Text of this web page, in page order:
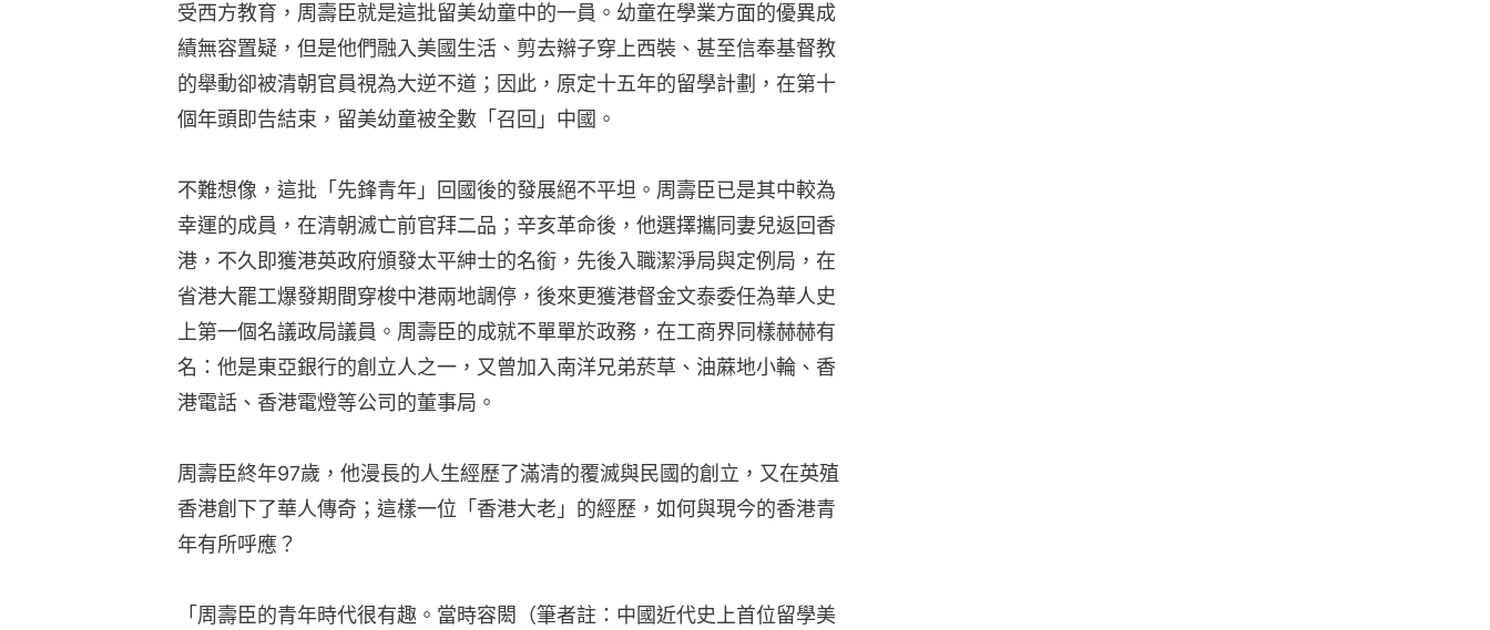
受西方教育，周壽臣就是這批留美幼童中的一員。幼童在學業方面的優異成
績無容置疑，但是他們融入美國生活、剪去辮子穿上西裝、甚至信奉基督教
的舉動卻被清朝官員視為大逆不道；因此，原定十五年的留學計劃，在第十
個年頭即告結束，留美幼童被全數「召回」中國。
不難想像，這批「先鋒青年」回國後的發展絕不平坦。周壽臣已是其中較為
幸運的成員，在清朝滅亡前官拜二品；辛亥革命後，他選擇攜同妻兒返回香
港，不久即獲港英政府頒發太平紳士的名銜，先後入職潔淨局與定例局，在
省港大罷工爆發期間穿梭中港兩地調停，後來更獲港督金文泰委任為華人史
上第一個名議政局議員。周壽臣的成就不單單於政務，在工商界同樣赫赫有
名：他是東亞銀行的創立人之一，又曾加入南洋兄弟菸草、油蔴地小輪、香
港電話、香港電燈等公司的董事局。
周壽臣終年97歲，他漫長的人生經歷了滿清的覆滅與民國的創立，又在英殖
香港創下了華人傳奇；這樣一位「香港大老」的經歷，如何與現今的香港青
年有所呼應？
「周壽臣的青年時代很有趣。當時容閎（筆者註：中國近代史上首位留學美